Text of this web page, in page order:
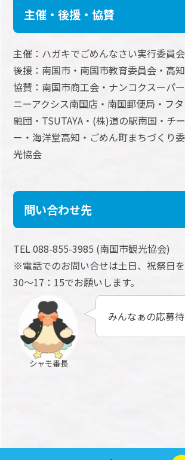
主催・後援・協賛
主催：ハガキでごめんなさい実行委員会
後援：南国市・南国市教育委員会・高
協賛：南国市商工会・ナンコクスーパ
ニーアクシス南国店・南国郵便局・フ
融団・TSUTAYA・(株)道の駅南国・チ
ー・海洋堂高知・ごめん町まちづくり
光協会
問い合わせ先
TEL 088-855-3985 (南国市観光協会)
※電話でのお問い合せは土日、祝祭日
30～17：15でお願いします。
シャモ番長
みんなぁの応募